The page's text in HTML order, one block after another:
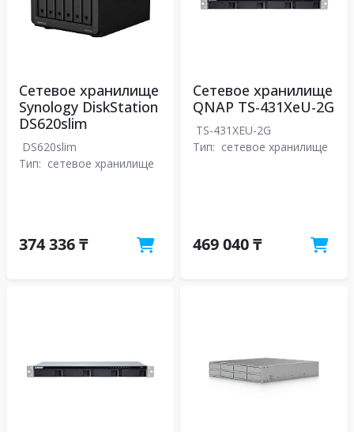
Сетевое хранилище
Synology DiskStation
DS620slim
DS620slim
Тип: сетевое хранилище
374 336 ₸
Сетевое хранилище
QNAP TS-431XeU-2G
TS-431XEU-2G
Тип: сетевое хранилище
469 040 ₸